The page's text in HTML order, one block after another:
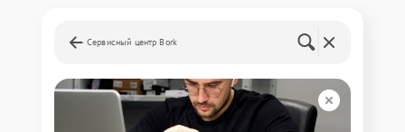
Сервисный центр Bork